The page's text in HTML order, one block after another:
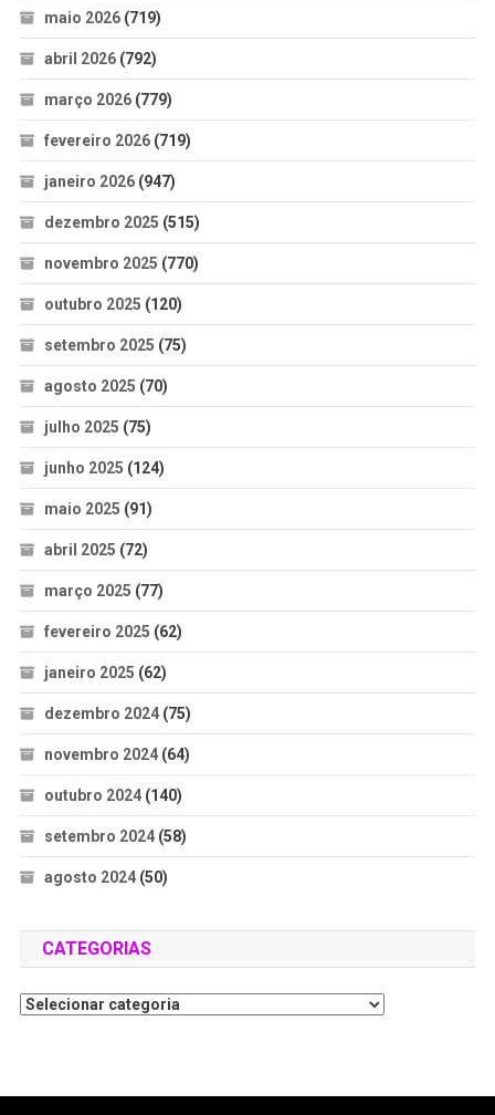
maio 2026(719)
abril 2026(792)
março 2026(779)
fevereiro 2026(719)
janeiro 2026(947)
dezembro 2025 (515)
novembro 2025 (770)
outubro 2025 (120)
setembro 2025 (75)
agosto 2025 (70)
julho 2025 (75)
junho 2025 (124)
maio 2025 (91)
abril 2025 (72)
março 2025 (77)
fevereiro 2025 (62)
janeiro 2025 (62)
dezembro 2024(75)
novembro 2024(64)
outubro 2024(140)
setembro 2024(58)
agosto 2024(50)
CATEGORIAS